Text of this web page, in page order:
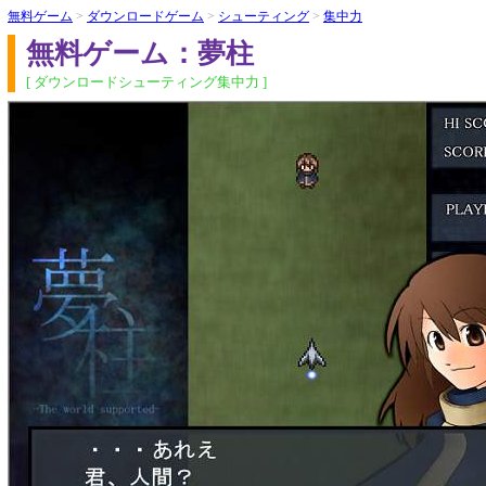
無料ゲーム > ダウンロードゲーム > シューティング > 集中力
無料ゲーム：夢柱
[ ダウンロードシューティング集中力 ]